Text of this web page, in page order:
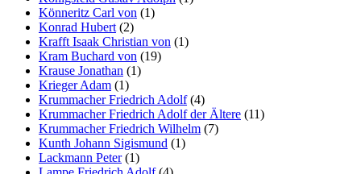
Könneritz Carl von (1)
Konrad Hubert (2)
Krafft Isaak Christian von (1)
Kram Buchard von (19)
Krause Jonathan (1)
Krieger Adam (1)
Krummacher Friedrich Adolf(4)
Krummacher Friedrich Adolf der Ältere (11)
Krummacher Friedrich Wilhelm (7)
Kunth Johann Sigismund (1)
Lackmann Peter(1)